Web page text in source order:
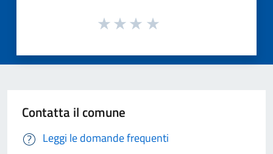
Contatta il comune
Leggi le domande frequenti